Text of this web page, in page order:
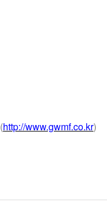
(http://www.gwmf.co.kr)